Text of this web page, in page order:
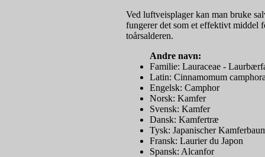
Ved luftveisplager kan man bruke
fungerer det som et effektivt middel
toårsalderen.
Andre navn:
Familie: Lauraceae -
Latin: Cinnamomum
Engelsk: Camphor
Norsk: Kamfer
Svensk: Kamfer
Dansk: Kamfertræ
Tysk: Japanischer
Fransk: Laurier du Japon
Spansk: Alcanfor